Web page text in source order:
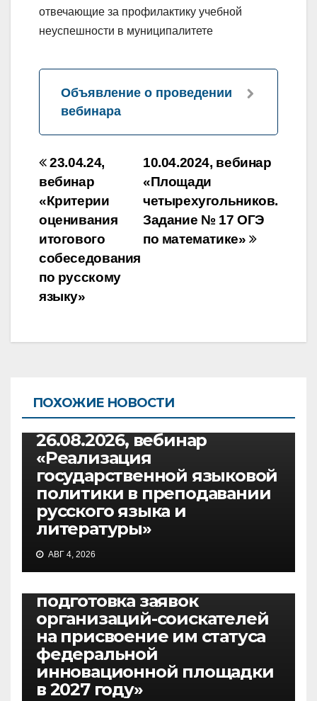
отвечающие за профилактику учебной
неуспешности в муниципалитете
Объявление о проведении
вебинара
Навигация
по
записям
10.04.2024, вебинар
«Площади
четырехугольников.
Задание № 17 ОГЭ
по математике»
23.04.24,
вебинар
«Критерии
оценивания
итогового
собеседования
по русскому
языку»
ПОХОЖИЕ НОВОСТИ
26.08.2026, вебинар
«Реализация
государственной языковой
политики в преподавании
русского языка и
литературы»
АВГ 4, 2026
30.07.2026, вебинар
подготовка заявок
организаций-соискателей
на присвоение им статуса
федеральной
инновационной площадки
в 2027 году»